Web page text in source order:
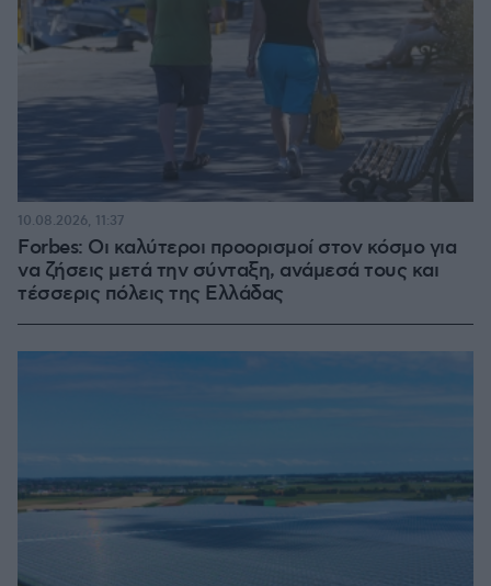
Forbes: Οι καλύτεροι προορισμοί στον κόσμο για
να ζήσεις μετά την σύνταξη, ανάμεσά τους και
τέσσερις πόλεις της Ελλάδας
10.08.2026, 11:37